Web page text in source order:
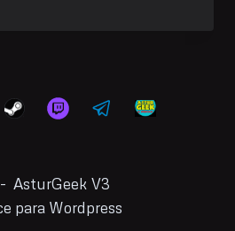
AsturGeek V3
para Wordpress